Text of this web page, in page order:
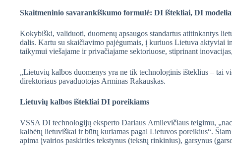
Skaitmeninio savarankiškumo formulė: DI ištekliai, DI
Kokybiški, validuoti, duomenų apsaugos standartus atitinkantys
dalis. Kartu su skaičiavimo pajėgumais, į kuriuos Lietuva aktyviai
taikymui viešajame ir privačiajame sektoriuose, stiprinant
„Lietuvių kalbos duomenys yra ne tik technologinis išteklius – tai
direktoriaus pavaduotojas Arminas Rakauskas.
Lietuvių kalbos ištekliai DI poreikiams
VSSA DI technologijų eksperto Dariaus Amilevičiaus teigimu,
kalbėtų lietuviškai ir būtų kuriamas pagal Lietuvos poreikius“.
apima įvairios paskirties tekstynus (tekstų rinkinius), garsynus